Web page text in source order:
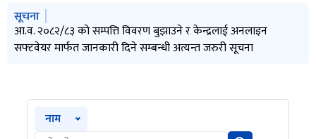
मुख्य नेभिगेसनमा जानुहोस्
सूचना
आ.व. २०८२/८३ को सम्पत्ति विवरण बुझाउने र केन्द्रलाई अनलाइन
सफ्टवेयर मार्फत जानकारी दिने सम्बन्धी अत्यन्त जरुरी सूचना
नाम